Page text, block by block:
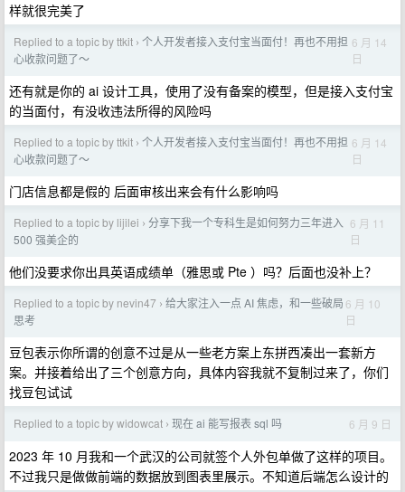
样就很完美了
Replied to a topic by ttkit › 个人开发者接入支付宝当面付！再也不用担
心收款问题了～
6 月 14
日
还有就是你的 ai 设计工具，使用了没有备案的模型，但是接入支付宝
的当面付，有没收违法所得的风险吗
Replied to a topic by ttkit › 个人开发者接入支付宝当面付！再也不用担
心收款问题了～
6 月 14
日
门店信息都是假的 后面审核出来会有什么影响吗
Replied to a topic by lijilei › 分享下我一个专科生是如何努力三年进入
500 强美企的
6 月 11
日
他们没要求你出具英语成绩单（雅思或 Pte ）吗？后面也没补上？
Replied to a topic by nevin47 › 给大家注入一点 AI 焦虑，和一些破局
思考
6 月 10
日
豆包表示你所谓的创意不过是从一些老方案上东拼西凑出一套新方
案。并接着给出了三个创意方向，具体内容我就不复制过来了，你们
找豆包试试
Replied to a topic by widowcat › 现在 ai 能写报表 sql 吗 6 月 9 日
2023 年 10 月我和一个武汉的公司就签个人外包单做了这样的项目。
不过我只是做做前端的数据放到图表里展示。不知道后端怎么设计的